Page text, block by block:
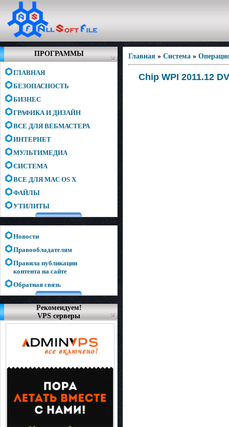
ПРОГРАММЫ
ГЛАВНАЯ
БЕЗОПАСНОСТЬ
БИЗНЕС
ГРАФИКА И ДИЗАЙН
ВСЕ ДЛЯ ВЕБМАСТЕРА
ИНТЕРНЕТ
МУЛЬТИМЕДИА
СИСТЕМА
ВСЕ ДЛЯ MAC OS X
ФАЙЛЫ
УТИЛИТЫ
Новости
Правообладателям
Правила публикации
контента на сайте
Обратная связь
Рекомендуем!
VPS серверы
Главная » Система »
Chip WPI 2011.12